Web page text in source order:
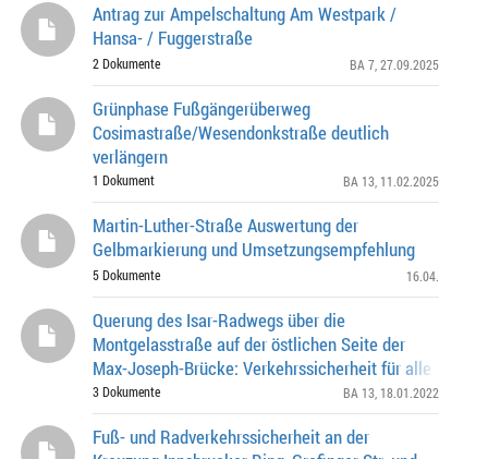
Antrag zur Ampelschaltung Am Westpark /
Hansa- / Fuggerstraße
2 Dokumente BA 7 , 27.09.2025
Grünphase Fußgängerüberweg
Cosimastraße/Wesendonkstraße deutlich
verlängern
1 Dokument BA 13 , 11.02.2025
Martin-Luther-Straße Auswertung der
Gelbmarkierung und Umsetzungsempfehlung
5 Dokumente 16.04.
Querung des Isar-Radwegs über die
Montgelasstraße auf der östlichen Seite der
Max-Joseph-Brücke: Verkehrssicherheit für alle
Verkehrsteilnehmer trotz Baustelle gewährleisten
3 Dokumente BA 13 , 18.01.2022
Fuß- und Radverkehrssicherheit an der